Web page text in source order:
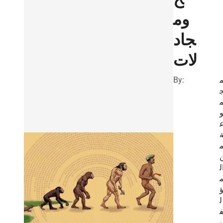
وم
جاد
لات
By:
و
ؤ
ل
ف